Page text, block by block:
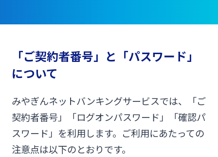
資産運用
保険
年金・相続
投資信託
定期的なお客さま情報ご提供のお願い
Request to present your residence card
サイトマップ
チャットで相談
閉じる
ログオン
法人向けインターネットバンキング
みやぎんMikatanoシリーズ
「ご契約者番号」と「パスワード」
について
みやぎんネットバンキングサービスでは、「ご
契約者番号」「ログオンパスワード」「確認パ
スワード」を利用します。ご利用にあたっての
注意点は以下のとおりです。